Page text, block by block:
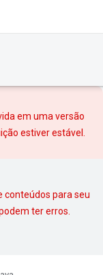
em uma versão
estiver estável.
conteúdos para seu
ter erros.